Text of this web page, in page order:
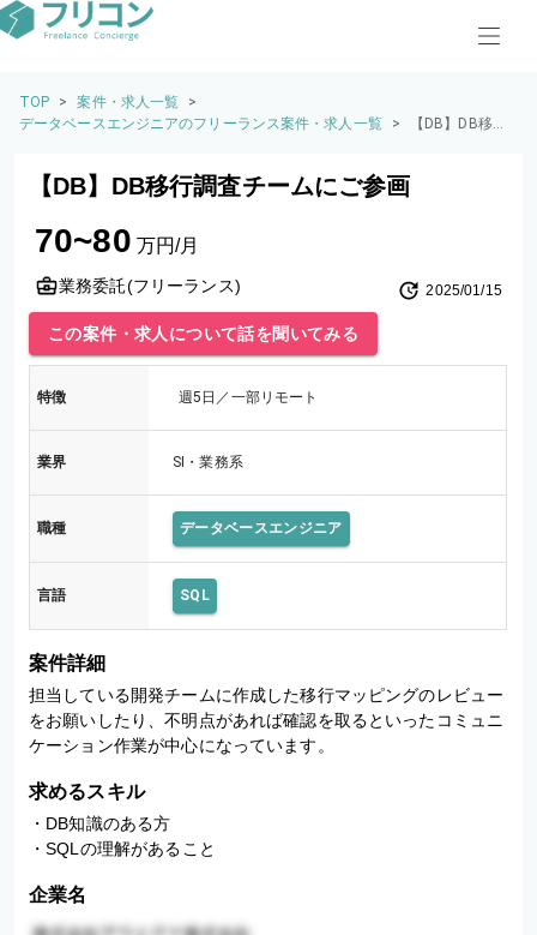
TOP > 案件・求人一覧
>
データベースエンジニアのフリーランス案件・求人一覧
>
【DB】DB移行
【DB】DB移行調査チームにご参画
70~80 万円/月
業務委託(フリーランス) 2025/01/15
この案件・求人について話を聞いてみる
特徴 週5日／一部リモート
業界 SI・業務系
職種 データベースエンジニア
言語 SQL
案件詳細
担当している開発チームに作成した移行マッピングのレビュー
をお願いしたり、不明点があれば確認を取るといったコミュニ
ケーション作業が中心になっています。
求めるスキル
・DB知識のある方
・SQLの理解があること
企業名